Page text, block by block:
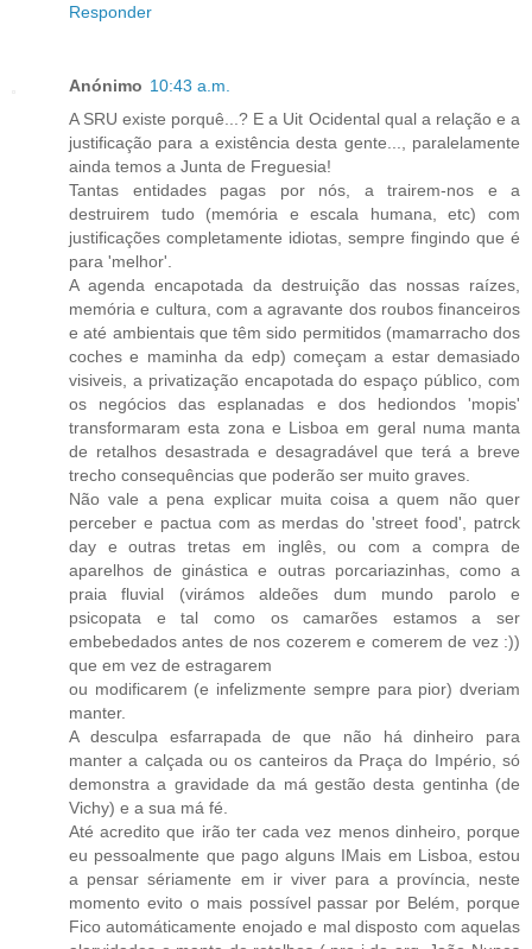
Responder
Anónimo 10:43 a.m.
A SRU existe porquê...? E a Uit Ocidental qual a relação e a
justificação para a existência desta gente..., paralelamente
ainda temos a Junta de Freguesia!
Tantas entidades pagas por nós, a trairem-nos e a
destruirem tudo (memória e escala humana, etc) com
justificações completamente idiotas, sempre fingindo que é
para 'melhor'.
A agenda encapotada da destruição das nossas raízes,
memória e cultura, com a agravante dos roubos financeiros
e até ambientais que têm sido permitidos (mamarracho dos
coches e maminha da edp) começam a estar demasiado
visiveis, a privatização encapotada do espaço público, com
os negócios das esplanadas e dos hediondos 'mopis'
transformaram esta zona e Lisboa em geral numa manta
de retalhos desastrada e desagradável que terá a breve
trecho consequências que poderão ser muito graves.
Não vale a pena explicar muita coisa a quem não quer
perceber e pactua com as merdas do 'street food', patrck
day e outras tretas em inglês, ou com a compra de
aparelhos de ginástica e outras porcariazinhas, como a
praia fluvial (virámos aldeões dum mundo parolo e
psicopata e tal como os camarões estamos a ser
embebedados antes de nos cozerem e comerem de vez :))
que em vez de estragarem
ou modificarem (e infelizmente sempre para pior) dveriam
manter.
A desculpa esfarrapada de que não há dinheiro para
manter a calçada ou os canteiros da Praça do Império, só
demonstra a gravidade da má gestão desta gentinha (de
Vichy) e a sua má fé.
Até acredito que irão ter cada vez menos dinheiro, porque
eu pessoalmente que pago alguns IMais em Lisboa, estou
a pensar sériamente em ir viver para a província, neste
momento evito o mais possível passar por Belém, porque
Fico automáticamente enojado e mal disposto com aquelas